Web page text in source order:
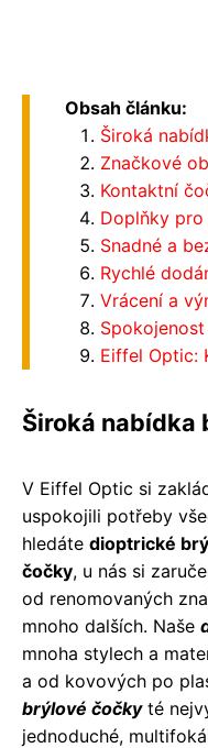
Obsah článku:
Široká
Značkové
Kontaktní
Doplňky
Snadné a
Rychlé
Vrácení a
Eiffel Optic:
Široká nabídka
V Eiffel Optic si
uspokojili potřeby
hledáte dioptrické
čočky, u nás si
od renomovaných
mnoho dalších. Naše
mnoha stylech a
a od kovových po
brýlové čočkyté
jednoduché,